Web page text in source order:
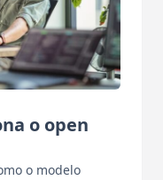
o open
o modelo